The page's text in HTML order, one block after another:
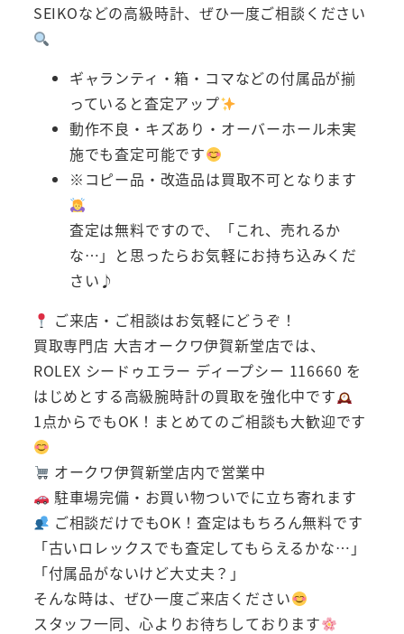
SEIKOなどの高級時計、ぜひ一度ご相談ください
ギャランティ・箱・コマなどの付属品が揃
っていると査定アップ
動作不良・キズあり・オーバーホール未実
施でも査定可能です
※コピー品・改造品は買取不可となります
査定は無料ですので、「これ、売れるか
な…」と思ったらお気軽にお持ち込みくだ
さい♪
ご来店・ご相談はお気軽にどうぞ！
買取専門店 大吉オークワ伊賀新堂店では、
ROLEX シードゥエラー ディープシー 116660 を
はじめとする高級腕時計の買取を強化中です
1点からでもOK！まとめてのご相談も大歓迎です
オークワ伊賀新堂店内で営業中
駐車場完備・お買い物ついでに立ち寄れます
ご相談だけでもOK！査定はもちろん無料です
「古いロレックスでも査定してもらえるかな…」
「付属品がないけど大丈夫？」
そんな時は、ぜひ一度ご来店ください
スタッフ一同、心よりお待ちしております